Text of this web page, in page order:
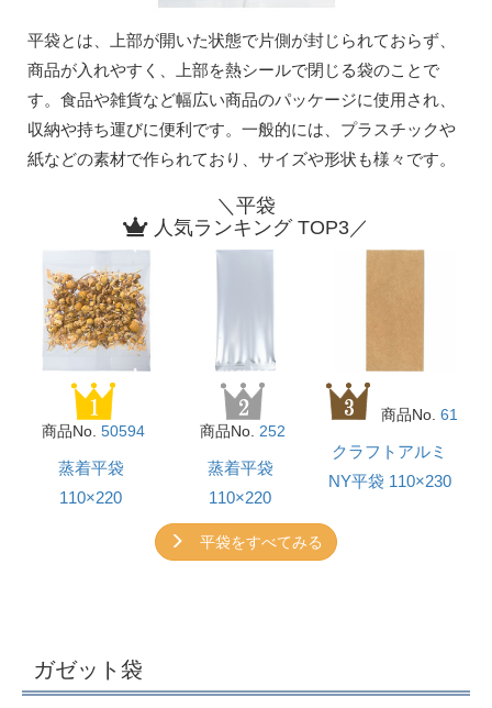
平袋とは、上部が開いた状態で片側が封じられておらず、
商品が入れやすく、上部を熱シールで閉じる袋のことで
す。食品や雑貨など幅広い商品のパッケージに使用され、
収納や持ち運びに便利です。一般的には、プラスチックや
紙などの素材で作られており、サイズや形状も様々です。
＼平袋
人気ランキング TOP3／
商品No.50594
蒸着平袋
110×220
商品No. 252
蒸着平袋
110×220
商品No.61
クラフトアルミ
NY平袋 110×230
平袋をすべてみる
ガゼット袋